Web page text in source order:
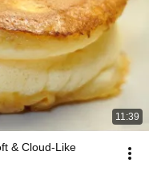
11:39
& Cloud-Like